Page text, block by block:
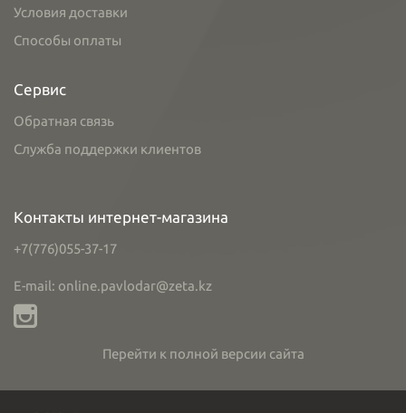
Условия доставки
Способы оплаты
Сервис
Обратная связь
Служба поддержки клиентов
Контакты интернет-магазина
+7(776)055-37-17
E-mail: online.pavlodar@zeta.kz
Перейти к полной версии сайта